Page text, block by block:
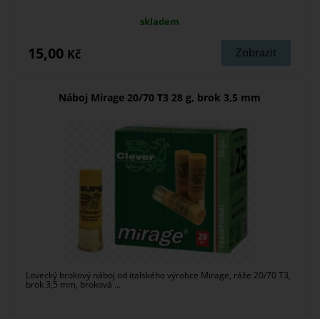
skladem
Zobrazit
15,00 Kč
Náboj Mirage 20/70 T3 28 g, brok 3,5 mm
Lovecký brokový náboj od italského výrobce Mirage, ráže 20/70 T3,
brok 3,5 mm, broková ...